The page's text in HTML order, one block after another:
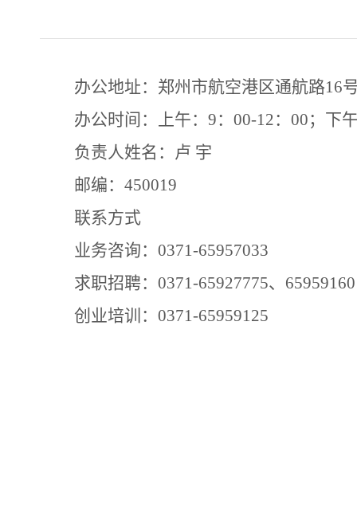
办公地址： 郑州市航空港区通航路16
办公时间：上午：9：00-12：00；下
负责人姓名：卢 宇
邮编： 450019
联系方式
业务咨询：0371-65957033
求职招聘：0371-65927775、65959160
创业培训：0371-65959125